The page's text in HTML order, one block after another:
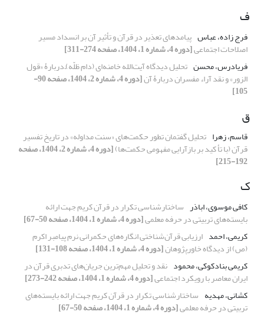
ف
فرج زاده، عباس پیامدهای تعذیر در قرآن و تأثیر آن بر انسداد مسیر
اصلاحات اجتماعی[دوره 4، شماره 1، 1404، صفحه 274-311]
فریادرس، محسن تحلیل دیدگاه آیت‌الله خامنه‌ای (دام ظلّه)ّ دربارۀ «قول
الزور» و نقد آراء مفسران دربارۀ آن [دوره 4، شماره 2، 1404، صفحه 90-
105]
ق
قاسم، زهرا تحلیل گفتمان تطور حکمت‌های «سنت مداوله» در تاریخ تفسیر
قرآن (با تأ کید بر بازآرایی مفهومی حکمت‌ها) [دوره 4، شماره 2، 1404، صفحه
192-215]
ک
کافی موسوی، اباذر ساختارشناسی تکرار در قرآن کریم جهت ارائه
بایسته‌های تربیتی در حرفه معلمی[دوره 4، شماره 1، 1404، صفحه 50-67]
کریمی، احمد ارزیابی قرآن‌شناختی انگاره‌های حکمرانی نرم پیامبر اکرم
(ص) از دیدگاه خاورپژوهان[دوره 4، شماره 1، 1404، صفحه 108-131]
کریمی بنادکوکی، محمود نقد و تحلیل مهم‌ترین جریان‌های تدبری قرآن در
ایران معاصر با رویکرد اجتماعی[دوره 4، شماره 1، 1404، صفحه 242-273]
کشانی، مهدیه ساختارشناسی تکرار در قرآن کریم جهت ارائه بایسته‌های
تربیتی در حرفه معلمی[دوره 4، شماره 1، 1404، صفحه 50-67]